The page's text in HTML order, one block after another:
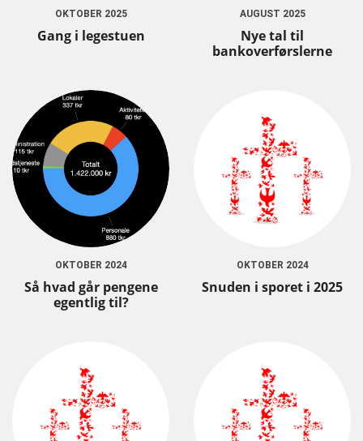
OKTOBER 2025
Gang i legestuen
AUGUST 2025
Nye tal til
bankoverførslerne
OKTOBER 2024
Så hvad går pengene
egentlig til?
OKTOBER 2024
Snuden i sporet i 2025